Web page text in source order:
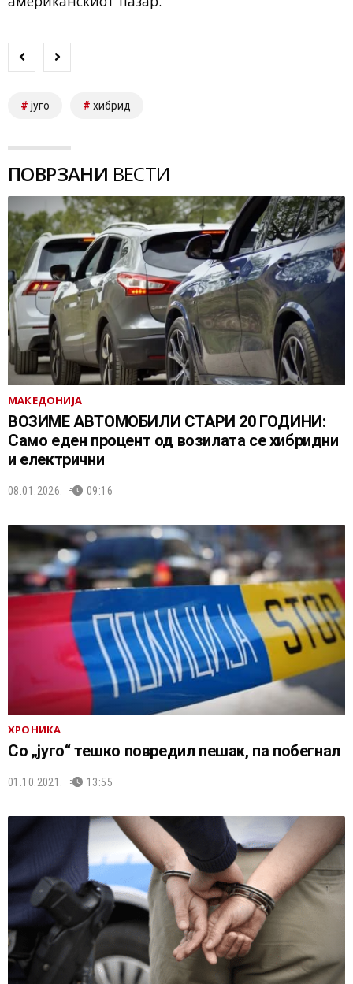
југо хибрид
ПОВРЗАНИ ВЕСТИ
МАКЕДОНИЈА
ВОЗИМЕ АВТОМОБИЛИ СТАРИ 20 ГОДИНИ:
Само еден процент од возилата се хибридни
и електрични
08.01.2026. 09:16
ХРОНИКА
Со „југо“ тешко повредил пешак, па побегнал
01.10.2021. 13:55